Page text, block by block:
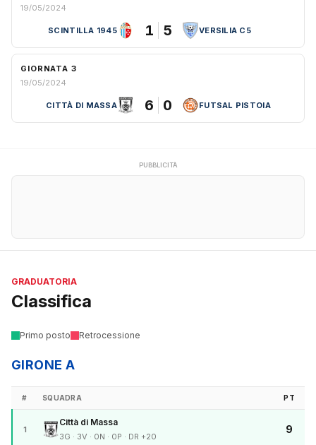
19/05/2024
SCINTILLA 1945 1 5 VERSILIA C5
GIORNATA 3
19/05/2024
CITTÀ DI MASSA 6 0 FUTSAL PISTOIA
PUBBLICITÀ
GRADUATORIA
Classifica
Primo posto Retrocessione
GIRONE A
# SQUADRA PT
1
Città di Massa
3G · 3V · 0N · 0P · DR +20
9